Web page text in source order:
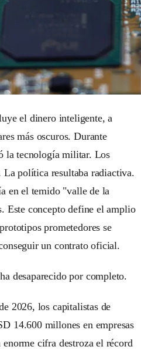
el dinero inteligente, a
más oscuros. Durante
la tecnología militar. Los
La política resultaba radiactiva.
en el temido "valle de la
Este concepto define el amplio
prometedores se
un contrato oficial.
desaparecido por completo.
2026, los capitalistas de
14.600 millones en empresas
enorme cifra destroza el récord